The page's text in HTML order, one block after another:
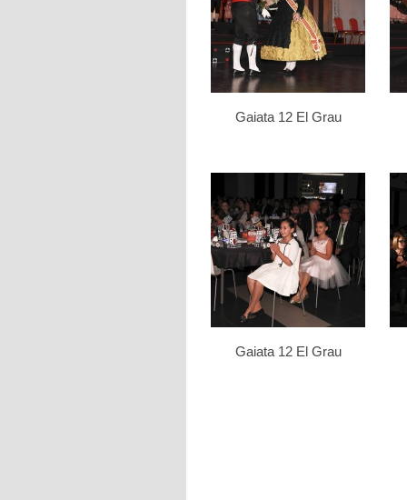
Gaiata 12 El Grau
Gaiata 12 El Grau